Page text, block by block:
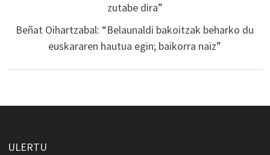
zutabe dira”
Beñat Oihartzabal: “Belaunaldi bakoitzak beharko du
euskararen hautua egin; baikorra naiz”
ULERTU